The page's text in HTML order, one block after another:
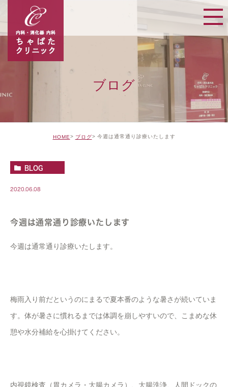
ブログ
HOME ブログ 今週は通常通り診療いたします
BLOG
2020.06.08
今週は通常通り診療いたします
今週は通常通り診療いたします。
梅雨入り前だというのにまるで夏本番のような暑さが続いていま
す。体が暑さに慣れるまでは体調を崩しやすいので、こまめな休
憩や水分補給を心掛けてください。
内視鏡検査（胃カメラ・大腸カメラ）、大腸洗浄、人間ドックの